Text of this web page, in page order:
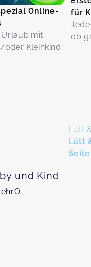
Online-
Urlaub mit
oder Kleinkind
für
ob
und Kind
Lütt
Lütt
Seite